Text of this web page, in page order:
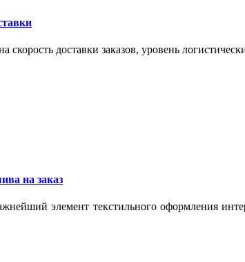
доставки заказов, уровень
на заказ
элемент текстильного оформления